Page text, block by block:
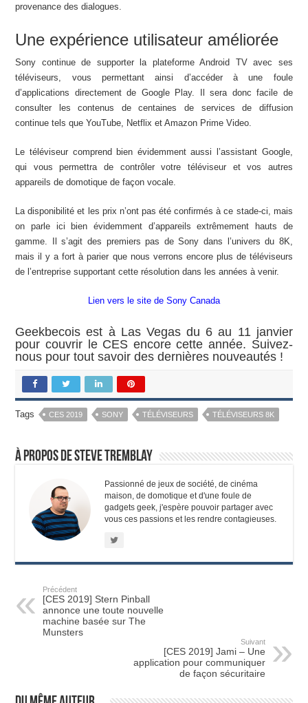
provenance des dialogues.
Une expérience utilisateur améliorée
Sony continue de supporter la plateforme Android TV avec ses
téléviseurs, vous permettant ainsi d’accéder à une foule
d’applications directement de Google Play. Il sera donc facile de
consulter les contenus de centaines de services de diffusion
continue tels que YouTube, Netflix et Amazon Prime Video.
Le téléviseur comprend bien évidemment aussi l’assistant Google,
qui vous permettra de contrôler votre téléviseur et vos autres
appareils de domotique de façon vocale.
La disponibilité et les prix n’ont pas été confirmés à ce stade-ci, mais
on parle ici bien évidemment d’appareils extrêmement hauts de
gamme. Il s’agit des premiers pas de Sony dans l’univers du 8K,
mais il y a fort à parier que nous verrons encore plus de téléviseurs
de l’entreprise supportant cette résolution dans les années à venir.
Lien vers le site de Sony Canada
Geekbecois est à Las Vegas du 6 au 11 janvier
pour couvrir le CES encore cette année. Suivez-
nous pour tout savoir des dernières nouveautés !
Tags CES 2019 SONY TÉLÉVISEURS TÉLÉVISEURS 8K
À propos de Steve Tremblay
Passionné de jeux de société, de cinéma
maison, de domotique et d'une foule de
gadgets geek, j'espère pouvoir partager avec
vous ces passions et les rendre contagieuses.
Précédent
[CES 2019] Stern Pinball
annonce une toute nouvelle
machine basée sur The
Munsters
Suivant
[CES 2019] Jami – Une
application pour communiquer
de façon sécuritaire